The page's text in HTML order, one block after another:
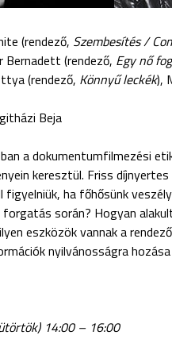
(rendező, Szembesítés /
(rendező, Egy nő
(rendező, Könnyű leckék),
Beja
a dokumentumfilmezési
keresztül. Friss
figyelniük, ha főhősünk
során? Hogyan
eszközök vannak a
nyilvánosságra
14:00 – 16:00